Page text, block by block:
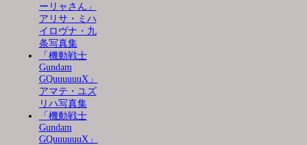
ーリャさん」
アリサ・ミハ
イロヴナ・九
条写真集
「機動戦士
Gundam
GQuuuuuuX」
アマテ・ユズ
リハ写真集
「機動戦士
Gundam
GQuuuuuuX」